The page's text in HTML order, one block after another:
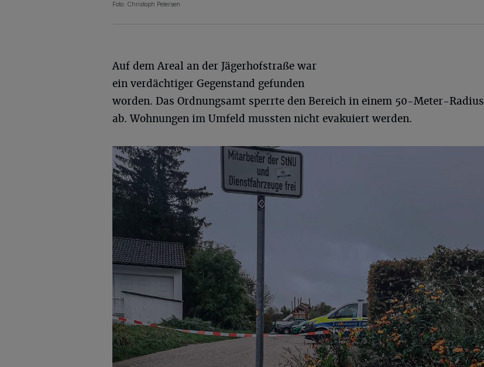
Foto: Christoph Petersen
Auf dem Areal an der Jägerhofstraße war
ein verdächtiger Gegenstand gefunden
worden. Das Ordnungsamt sperrte den Bereich in einem 50-Meter-Radius
ab. Wohnungen im Umfeld mussten nicht evakuiert werden.